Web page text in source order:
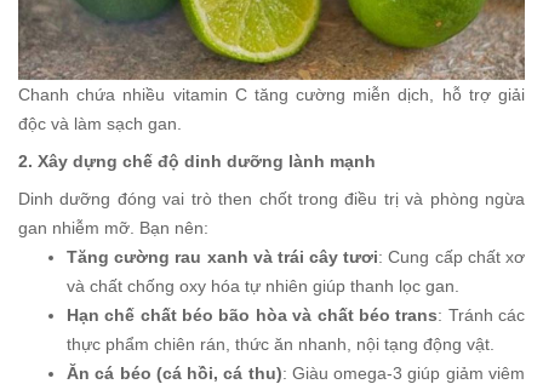
Chanh chứa nhiều vitamin C tăng cường miễn dịch, hỗ trợ giải
độc và làm sạch gan.
2. Xây dựng chế độ dinh dưỡng lành mạnh
Dinh dưỡng đóng vai trò then chốt trong điều trị và phòng ngừa
gan nhiễm mỡ. Bạn nên:
Tăng cường rau xanh và trái cây tươi: Cung cấp chất xơ
và chất chống oxy hóa tự nhiên giúp thanh lọc gan.
Hạn chế chất béo bão hòa và chất béo trans: Tránh các
thực phẩm chiên rán, thức ăn nhanh, nội tạng động vật.
Ăn cá béo (cá hồi, cá thu): Giàu omega-3 giúp giảm viêm